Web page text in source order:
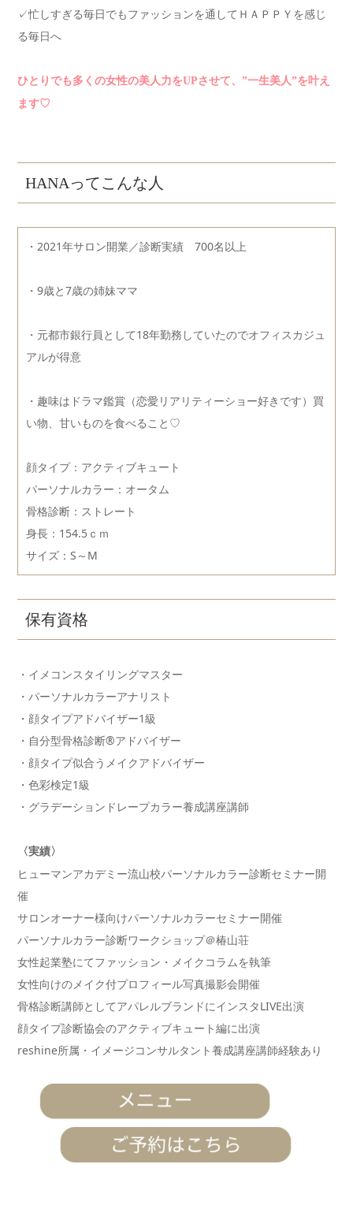
✓忙しすぎる毎日でもファッションを通してＨＡＰＰＹを感じ
る毎日へ
ひとりでも多くの女性の美人力をUPさせて、”一生美人”を叶え
ます♡
HANAってこんな人
・2021年サロン開業／診断実績 700名以上
・9歳と7歳の姉妹ママ
・元都市銀行員として18年勤務していたのでオフィスカジュ
アルが得意
・趣味はドラマ鑑賞（恋愛リアリティーショー好きです）買
い物、甘いものを食べること♡
顔タイプ：アクティブキュート
パーソナルカラー：オータム
骨格診断：ストレート
身長：154.5ｃｍ
サイズ：S～M
保有資格
・イメコンスタイリングマスター
・パーソナルカラーアナリスト
・顔タイプアドバイザー1級
・自分型骨格診断®︎アドバイザー
・顔タイプ似合うメイクアドバイザー
・色彩検定1級
・グラデーションドレープカラー養成講座講師
〈実績〉
ヒューマンアカデミー流山校パーソナルカラー診断セミナー開
催
サロンオーナー様向けパーソナルカラーセミナー開催
パーソナルカラー診断ワークショップ＠椿山荘
女性起業塾にてファッション・メイクコラムを執筆
女性向けのメイク付プロフィール写真撮影会開催
骨格診断講師としてアパレルブランドにインスタLIVE出演
顔タイプ診断協会のアクティブキュート編に出演
reshine所属・イメージコンサルタント養成講座講師経験あり